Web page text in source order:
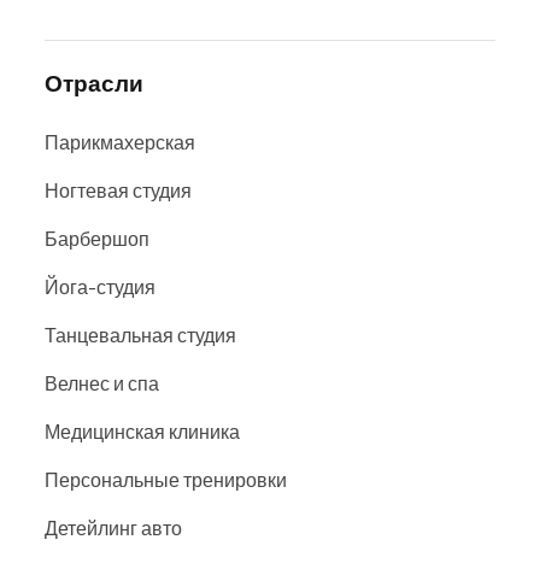
Отрасли
Парикмахерская
Ногтевая студия
Барбершоп
Йога-студия
Танцевальная студия
Велнес и спа
Медицинская клиника
Персональные тренировки
Детейлинг авто